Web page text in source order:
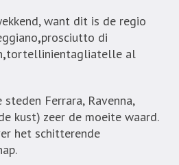
want dit is de regio
,prosciutto di
,tortellinientagliatelle al
Ferrara, Ravenna,
kust) zeer de moeite waard.
het schitterende